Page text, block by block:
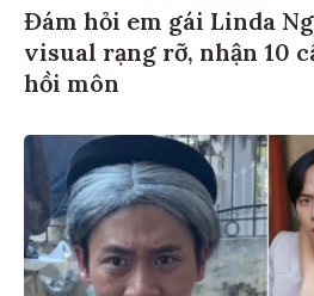
Đám hỏi em gái Linda
visual rạng rỡ, nhận 10
hồi môn